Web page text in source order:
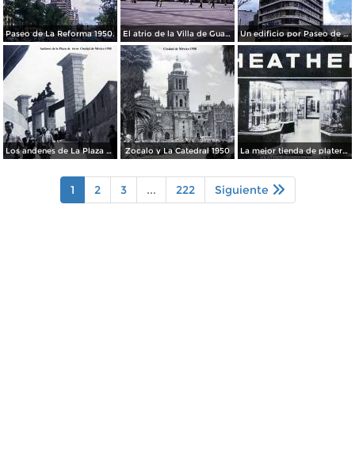
Paseo de La Reforma 1950. El atrio de la Villa de Guadalupe 1950. Un edificio por Paseo de La Reforma 1950
Los andenes de La Plaza de toros Ciudad de México 1950 Zocalo y La Catedral 1950 La mejor tienda de plateria.
1 2 3 ... 222 Siguiente